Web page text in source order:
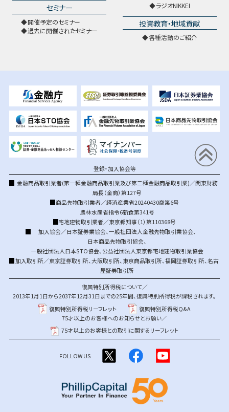
セミナー
開催予定のセミナー
過去に開催されたセミナー
ラジオNIKKEI
投資教育・地域貢献
各種活動のご紹介
登録・加入協会等
金融商品取引業者(第一種金融商品取引業及び第二種金融商品取引業)／関東財務
局長（金商）第127号
商品先物取引業者／経済産業省20240430商第6号
農林水産省指令6新食第341号
宅地建物取引業者／東京都知事（1）第110368号
加入協会／日本証券業協会、 一般社団法人金融先物取引業協会、
日本商品先物取引協会、
一般社団法人日本STO協会、 公益社団法人東京都宅地建物取引業協会
加入取引所／東京証券取引所、大阪取引所、 東京商品取引所、福岡証券取引所、名古
屋証券取引所
復興特別所得税について／
2013年1月1日から2037年12月31日までの25年間、復興特別所得税が課税されます。
復興特別所得税リーフレット
復興特別所得税Q&A
75才以上のお客様へのお知らせとお願い／
75才以上のお客様との取引に関するリーフレット
FOLLOW US